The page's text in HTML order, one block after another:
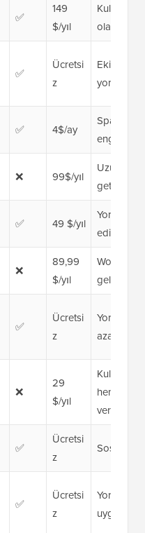
✅
149
$/yıl
✅
Ücretsi
z
Ekiplerin
yorumları
✅ 4$/ay
Spam
❌ 99$/yıl
Uzun
getirmek.
✅ 49 $/yıl
Yorum e-
❌
89,99
$/yıl
✅
Ücretsi
z
Yorum
azaltmak.
❌
29
$/yıl
hemen
vermek.
✅
Ücretsi
z
Sosyal
✅
Ücretsi
z
Yorum